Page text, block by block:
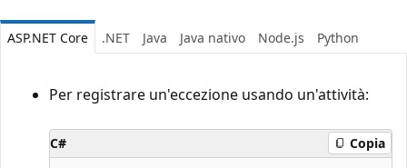
ASP.NET Core .NET Java Java nativo Node.js Python
Per registrare un'eccezione usando un'attività:
C# Copia